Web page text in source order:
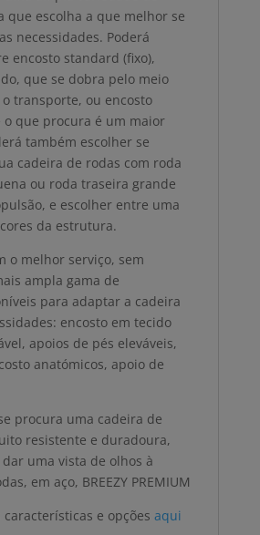
que escolha a que melhor se
necessidades. Poderá
encosto standard (fixo),
que se dobra pelo meio
transporte, ou encosto
o que procura é um maior
também escolher se
cadeira de rodas com roda
ou roda traseira grande
e escolher entre uma
da estrutura.
o melhor serviço, sem
ampla gama de
para adaptar a cadeira
encosto em tecido
apoios de pés eleváveis,
anatómicos, apoio de
procura uma cadeira de
resistente e duradoura,
uma vista de olhos à
em aço, BREEZY PREMIUM
características e opções aqui